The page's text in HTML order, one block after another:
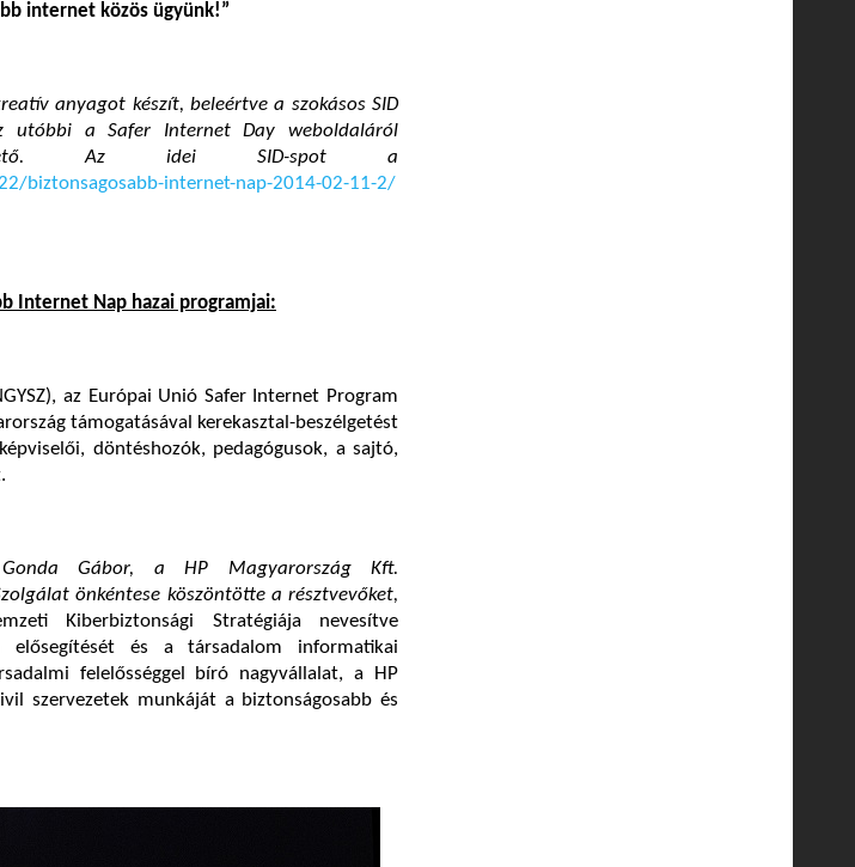
internet közös ügyünk!”
anyagot készít, beleértve a szokásos SID
utóbbi a Safer Internet Day weboldaláról
letölthető. Az idei SID-spot a
biztonsagosabb-internet-nap-2014-02-11-2/
Internet Nap hazai programjai:
az Európai Unió Safer Internet Program
támogatásával kerekasztal-beszélgetést
döntéshozók, pedagógusok, a sajtó,
Gonda Gábor,
a HP Magyarország Kft.
önkéntese köszöntötte a résztvevőket,
Kiberbiztonsági Stratégiája nevesítve
elősegítését és a társadalom informatikai
felelősséggel bíró nagyvállalat, a HP
szervezetek munkáját a biztonságosabb és